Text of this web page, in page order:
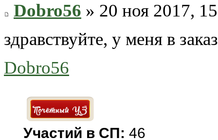
Dobro56 » 20 ноя 2017,
здравствуйте, у меня в
Dobro56
Участий в СП: 46